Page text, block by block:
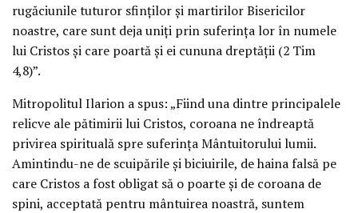
rugăciunile tuturor sfinților și martirilor Bisericilor
noastre, care sunt deja uniți prin suferința lor în numele
lui Cristos și care poartă și ei cununa dreptății (2 Tim
4,8)”.
Mitropolitul Ilarion a spus: „Fiind una dintre principalele
relicve ale pătimirii lui Cristos, coroana ne îndreaptă
privirea spirituală spre suferința Mântuitorului lumii.
Amintindu-ne de scuipările și biciuirile, de haina falsă pe
care Cristos a fost obligat să o poarte și de coroana de
spini, acceptată pentru mântuirea noastră, suntem